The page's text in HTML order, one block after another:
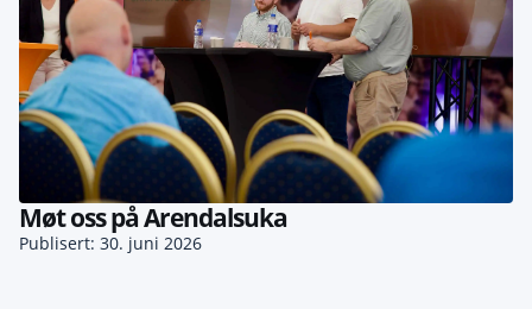
Møt oss på Arendalsuka
Publisert: 30. juni 2026